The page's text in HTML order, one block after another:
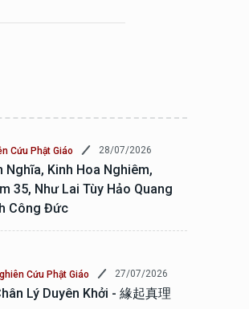
Cứu Phật Giáo 28/07/2026
Nghĩa, Kinh Hoa Nghiêm,
35, Như Lai Tùy Hảo Quang
Công Đức
Cứu Phật Giáo 27/07/2026
Lý Duyên Khởi - 緣起真理